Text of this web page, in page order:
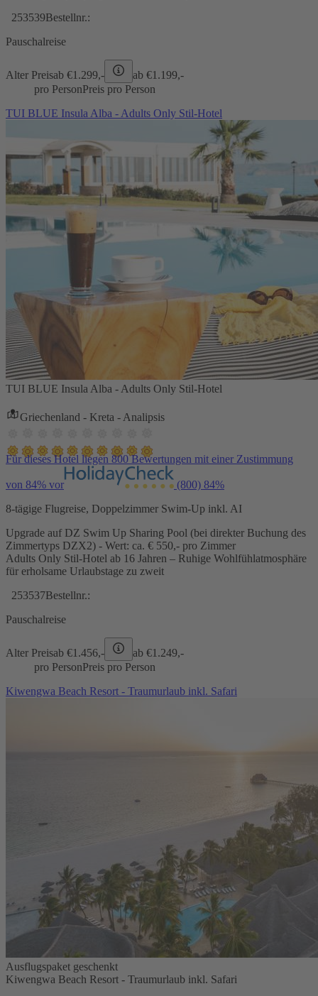
253539Bestellnr.:
Pauschalreise
Alter Preisab €1.299,- ab €1.199,-
pro PersonPreis pro Person
TUI BLUE Insula Alba - Adults Only Stil-Hotel
TUI BLUE Insula Alba - Adults Only Stil-Hotel
Griechenland - Kreta - Analipsis
Für dieses Hotel liegen 800 Bewertungen mit einer Zustimmung
von 84% vor (800) 84%
8-tägige Flugreise, Doppelzimmer Swim-Up inkl. AI
Upgrade auf DZ Swim Up Sharing Pool (bei direkter Buchung des
Zimmertyps DZX2) - Wert: ca. € 550,- pro Zimmer
Adults Only Stil-Hotel ab 16 Jahren – Ruhige Wohlfühlatmosphäre
für erholsame Urlaubstage zu zweit
253537Bestellnr.:
Pauschalreise
Alter Preisab €1.456,- ab €1.249,-
pro PersonPreis pro Person
Kiwengwa Beach Resort - Traumurlaub inkl. Safari
Ausflugspaket geschenkt
Kiwengwa Beach Resort - Traumurlaub inkl. Safari